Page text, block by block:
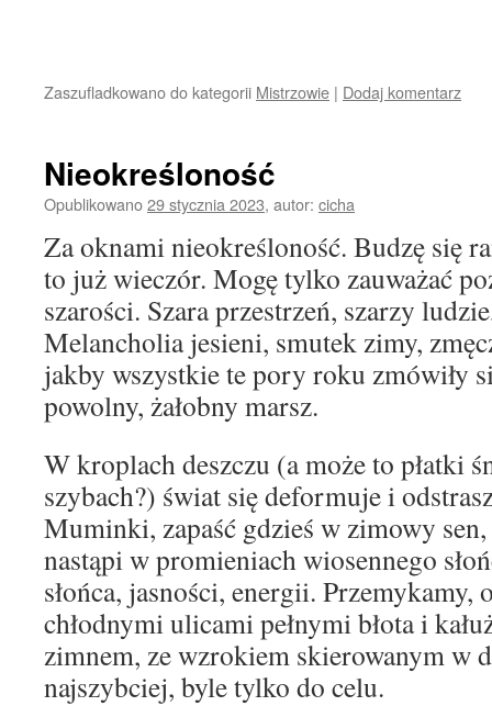
Zaszufladkowano do kategorii Mistrzowie | Dodaj komentarz
Nieokreśloność
Opublikowano29 stycznia 2023, autor: cicha
Za oknami nieokreśloność. Budzę się
to już wieczór. Mogę tylko zauważać
szarości. Szara przestrzeń, szarzy
Melancholia jesieni, smutek zimy,
jakby wszystkie te pory roku zmówiły
powolny, żałobny marsz.
W kroplach deszczu (a może to płatki
szybach?) świat się deformuje i
Muminki, zapaść gdzieś w zimowy
nastąpi w promieniach wiosennego
słońca, jasności, energii. Przemykamy,
chłodnymi ulicami pełnymi błota i
zimnem, ze wzrokiem skierowanym w
najszybciej, byle tylko do celu.